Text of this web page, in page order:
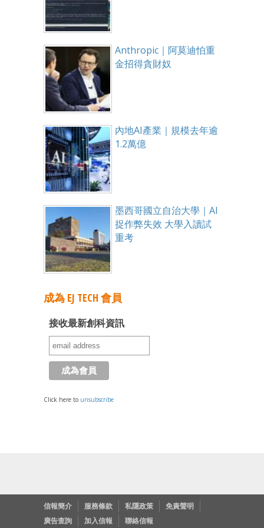
Anthropic｜阿莫迪怕重
金招得貪財奴
內地AI產業｜規模去年逾
1.2萬億
墨西哥國立自治大學｜AI
捉作弊失效 大學入讀試
重考
成為 EJ TECH 會員
接收最新創科資訊
Click here to unsubscribe
信報簡介 服務條款 私隱政策
免責聲明
廣告查詢
加入信報 聯絡信報